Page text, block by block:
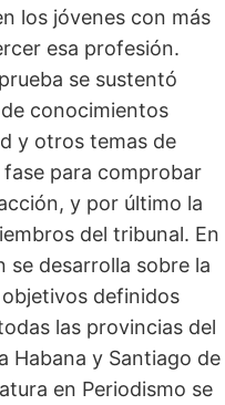
los jóvenes con más
esa profesión.
se sustentó
conocimientos
y otros temas de
para comprobar
y por último la
del tribunal. En
se desarrolla sobre la
definidos
las provincias del
Habana y Santiago de
en Periodismo se